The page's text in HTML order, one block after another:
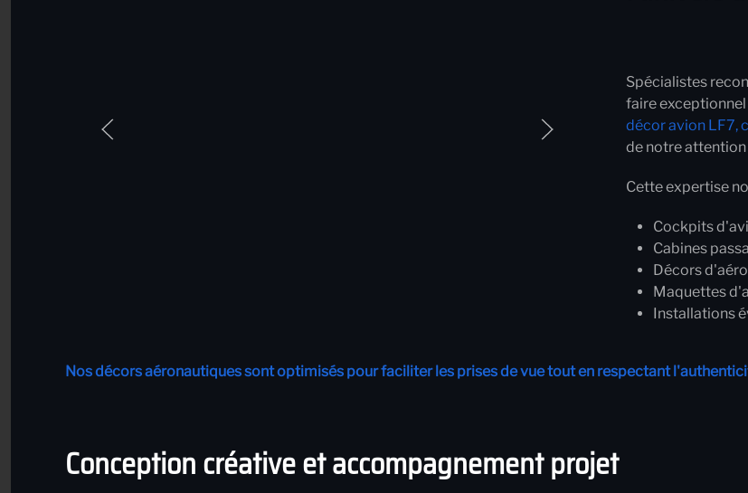
Spécialistes
faire
décor avion LF7,
de notre attention
Cette expertise
Cockpits
Cabines
Décors
Maquettes
Installations
Nos décors aéronautiques sont optimisés pour faciliter les prises de vue tout en respectant
Conception créative et accompagnement projet